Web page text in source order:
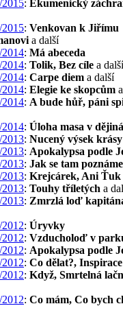
: Ekumenický
: Venkovan k Jiřímu
a další
: Má abeceda
: Tolik, Bez cíle a další
: Carpe diem a další
: Elegie ke skopcům
: A bude hůř, páni
: Úloha masa v
: Nucený výsek krásy
: Apokalypsa podle
: Jak se tam
: Krejcárek, Ani Ťuk
: Touhy tříletých a
: Zmrzlá loď
: Úryvky
: Vzducholoď v
: Apokalypsa podle
: Co dělat?, Inspirace
: Když, Smrtelná
: Co mám, Co bych